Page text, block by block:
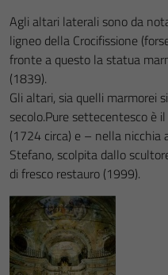
Agli altari laterali sono da
ligneo della Crocifissione
fronte a questo la statua
(1839).
Gli altari, sia quelli marmorei
secolo.Pure settecentesco è
(1724 circa) e – nella nicchia
Stefano, scolpita dallo
di fresco restauro (1999).